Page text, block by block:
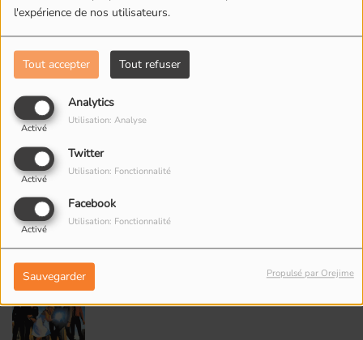
l'expérience de nos utilisateurs.
Tout accepter Tout refuser
Analytics
Activé
Utilisation: Analyse
Twitter
Activé
Utilisation: Fonctionnalité
Facebook
Activé
Utilisation: Fonctionnalité
Sauvegarder Propulsé par Orejime
Maria
6
Heart of Glass - Special
8